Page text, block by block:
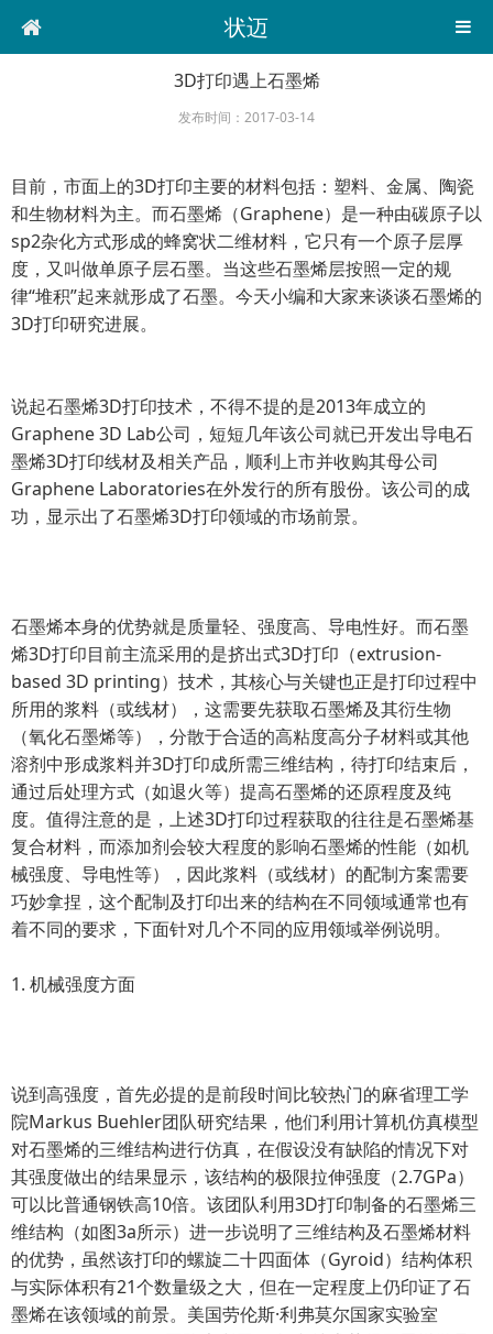
状迈
3D打印遇上石墨烯
发布时间：2017-03-14
目前，市面上的3D打印主要的材料包括：塑料、金属、陶瓷
和生物材料为主。而石墨烯（Graphene）是一种由碳原子以
sp2杂化方式形成的蜂窝状二维材料，它只有一个原子层厚
度，又叫做单原子层石墨。当这些石墨烯层按照一定的规
律“堆积”起来就形成了石墨。今天小编和大家来谈谈石墨烯的
3D打印研究进展。
说起石墨烯3D打印技术，不得不提的是2013年成立的
Graphene 3D Lab公司，短短几年该公司就已开发出导电石
墨烯3D打印线材及相关产品，顺利上市并收购其母公司
Graphene Laboratories在外发行的所有股份。该公司的成
功，显示出了石墨烯3D打印领域的市场前景。
石墨烯本身的优势就是质量轻、强度高、导电性好。而石墨
烯3D打印目前主流采用的是挤出式3D打印（extrusion-
based 3D printing）技术，其核心与关键也正是打印过程中
所用的浆料（或线材），这需要先获取石墨烯及其衍生物
（氧化石墨烯等），分散于合适的高粘度高分子材料或其他
溶剂中形成浆料并3D打印成所需三维结构，待打印结束后，
通过后处理方式（如退火等）提高石墨烯的还原程度及纯
度。值得注意的是，上述3D打印过程获取的往往是石墨烯基
复合材料，而添加剂会较大程度的影响石墨烯的性能（如机
械强度、导电性等），因此浆料（或线材）的配制方案需要
巧妙拿捏，这个配制及打印出来的结构在不同领域通常也有
着不同的要求，下面针对几个不同的应用领域举例说明。
1. 机械强度方面
说到高强度，首先必提的是前段时间比较热门的麻省理工学
院Markus Buehler团队研究结果，他们利用计算机仿真模型
对石墨烯的三维结构进行仿真，在假设没有缺陷的情况下对
其强度做出的结果显示，该结构的极限拉伸强度（2.7GPa）
可以比普通钢铁高10倍。该团队利用3D打印制备的石墨烯三
维结构（如图3a所示）进一步说明了三维结构及石墨烯材料
的优势，虽然该打印的螺旋二十四面体（Gyroid）结构体积
与实际体积有21个数量级之大，但在一定程度上仍印证了石
墨烯在该领域的前景。美国劳伦斯·利弗莫尔国家实验室